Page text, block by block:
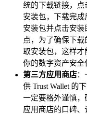
统的下载链接，
安装包，下载完成
安装包并点击安
点，为了确保下
取安装包，这样
你的数字资产安全
第三方应用商店
供 Trust Wallet 的
一定要格外谨慎
应用商店的口碑